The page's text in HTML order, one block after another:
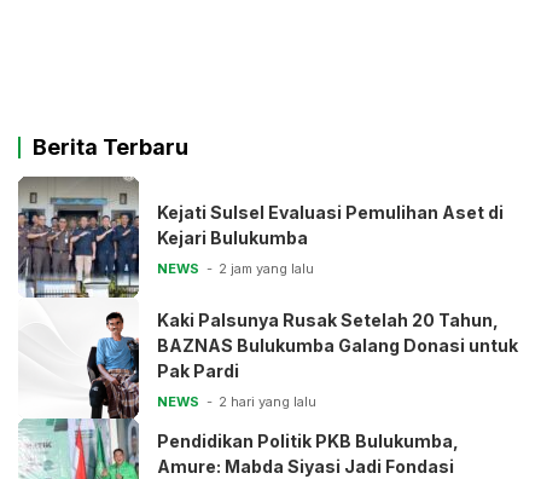
Berita Terbaru
Kejati Sulsel Evaluasi Pemulihan Aset di
Kejari Bulukumba
NEWS 2 jam yang lalu
Kaki Palsunya Rusak Setelah 20 Tahun,
BAZNAS Bulukumba Galang Donasi untuk
Pak Pardi
NEWS 2 hari yang lalu
Pendidikan Politik PKB Bulukumba,
Amure: Mabda Siyasi Jadi Fondasi